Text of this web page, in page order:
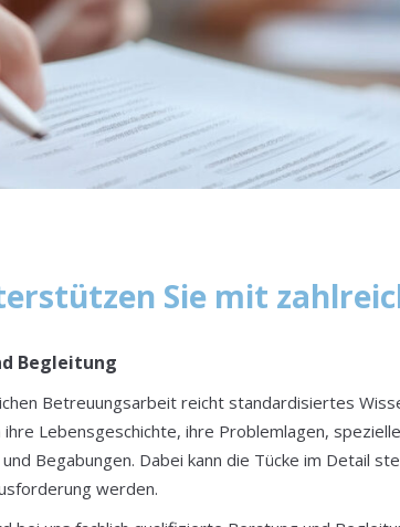
Sie mit
Begleitung
Betreuungsarbeit reicht standardisiertes
ihre Lebensgeschichte, ihre Problemlagen,
Begabungen. Dabei kann die Tücke im Detail
werden.